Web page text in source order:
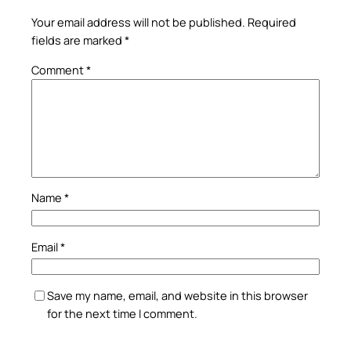
Your email address will not be published. Required
fields are marked *
Comment*
Name *
Email*
Save my name, email, and website in this browser
for the next time I comment.